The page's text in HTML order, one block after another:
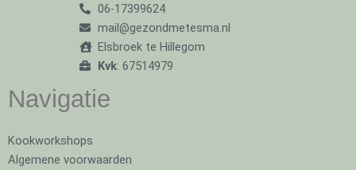
06-17399624
mail@gezondmetesma.nl
Elsbroek te Hillegom
Kvk: 67514979
Navigatie
Kookworkshops
Algemene voorwaarden